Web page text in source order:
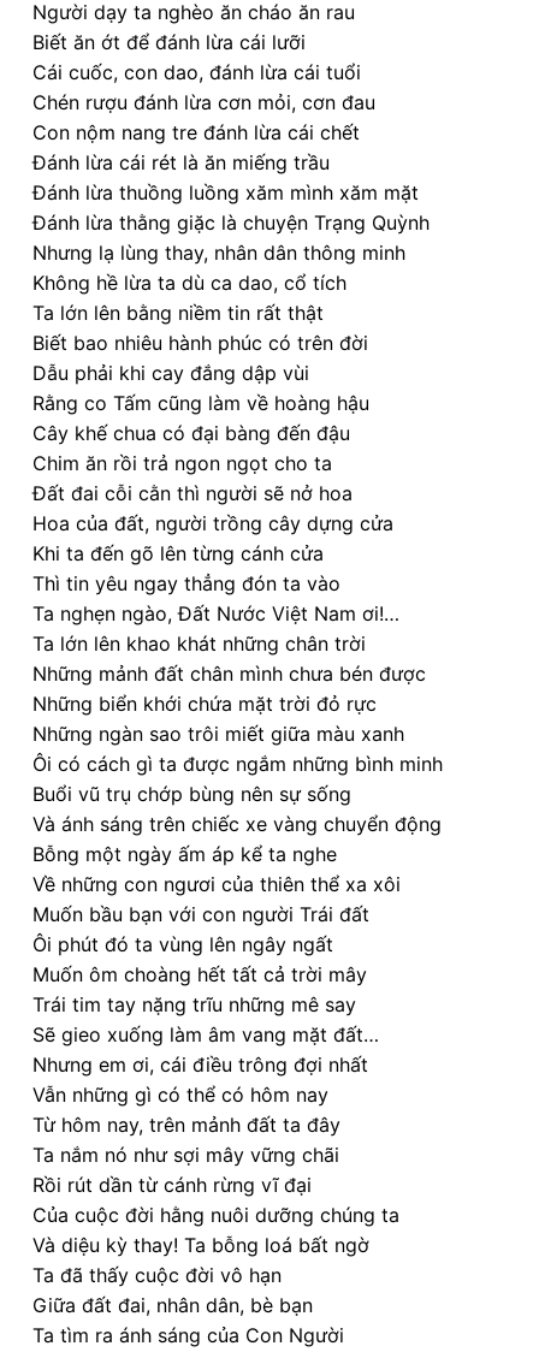
Người dạy ta nghèo ăn cháo ăn rau
Biết ăn ớt để đánh lừa cái lưỡi
Cái cuốc, con dao, đánh lừa cái tuổi
Chén rượu đánh lừa cơn mỏi, cơn đau
Con nộm nang tre đánh lừa cái chết
Đánh lừa cái rét là ăn miếng trầu
Đánh lừa thuồng luồng xăm mình xăm mặt
Đánh lừa thằng giặc là chuyện Trạng Quỳnh
Nhưng lạ lùng thay, nhân dân thông minh
Không hề lừa ta dù ca dao, cổ tích
Ta lớn lên bằng niềm tin rất thật
Biết bao nhiêu hành phúc có trên đời
Dẫu phải khi cay đắng dập vùi
Rằng co Tấm cũng làm về hoàng hậu
Cây khế chua có đại bàng đến đậu
Chim ăn rồi trả ngon ngọt cho ta
Đất đai cỗi cằn thì người sẽ nở hoa
Hoa của đất, người trồng cây dựng cửa
Khi ta đến gõ lên từng cánh cửa
Thì tin yêu ngay thẳng đón ta vào
Ta nghẹn ngào, Đất Nước Việt Nam ơi!…
Ta lớn lên khao khát những chân trời
Những mảnh đất chân mình chưa bén được
Những biển khới chứa mặt trời đỏ rực
Những ngàn sao trôi miết giữa màu xanh
Ôi có cách gì ta được ngắm những bình minh
Buổi vũ trụ chớp bùng nên sự sống
Và ánh sáng trên chiếc xe vàng chuyển động
Bỗng một ngày ấm áp kể ta nghe
Về những con ngươi của thiên thể xa xôi
Muốn bầu bạn với con người Trái đất
Ôi phút đó ta vùng lên ngây ngất
Muốn ôm choàng hết tất cả trời mây
Trái tim tay nặng trĩu những mê say
Sẽ gieo xuống làm âm vang mặt đất…
Nhưng em ơi, cái điều trông đợi nhất
Vẫn những gì có thể có hôm nay
Từ hôm nay, trên mảnh đất ta đây
Ta nắm nó như sợi mây vững chãi
Rồi rút dần từ cánh rừng vĩ đại
Của cuộc đời hằng nuôi dưỡng chúng ta
Và diệu kỳ thay! Ta bỗng loá bất ngờ
Ta đã thấy cuộc đời vô hạn
Giữa đất đai, nhân dân, bè bạn
Ta tìm ra ánh sáng của Con Người